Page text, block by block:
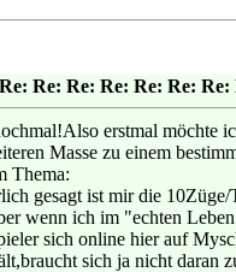
Re: Re: Re: Re: Re: Re:
erstmal möchte
Masse zu einem
Thema:
gesagt ist mir die
wenn ich im "echten
sich online hier auf
sich ja nicht daran